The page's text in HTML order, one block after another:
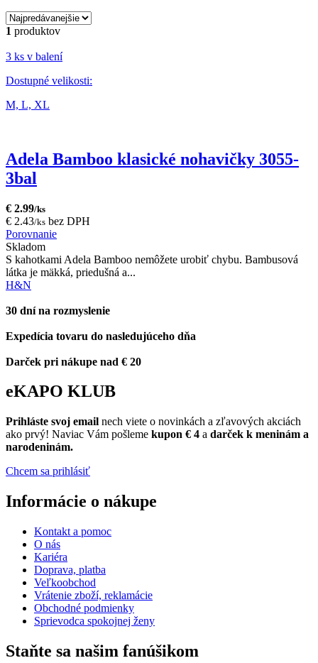
1 produktov
3 ks v balení
Dostupné velikosti:
M, L, XL
Adela Bamboo klasické nohavičky 3055-
3bal
€ 2.99/ks
€ 2.43/ks bez DPH
Porovnanie
Skladom
S kahotkami Adela Bamboo nemôžete urobiť chybu. Bambusová
látka je mäkká, priedušná a...
H&N
30 dní na rozmyslenie
Expedícia tovaru do nasledujúceho dňa
Darček pri nákupe nad € 20
eKAPO KLUB
Prihláste svoj email nech viete o novinkách a zľavových akciách
ako prvý! Naviac Vám pošleme kupon € 4 a darček k meninám a
narodeninám.
Chcem sa prihlásiť
Informácie o nákupe
Kontakt a pomoc
O nás
Kariéra
Doprava, platba
Veľkoobchod
Vrátenie zboží, reklamácie
Obchodné podmienky
Sprievodca spokojnej ženy
Staňte sa našim fanúšikom